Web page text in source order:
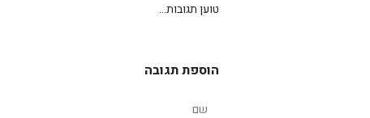
טוען תגובות...
הוספת תגובה